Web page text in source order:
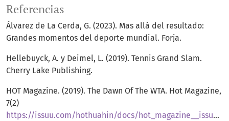
Referencias
Álvarez de La Cerda, G. (2023). Mas allá del resultado:
Grandes momentos del deporte mundial. Forja.
Hellebuyck, A. y Deimel, L. (2019). Tennis Grand Slam.
Cherry Lake Publishing.
HOT Magazine. (2019). The Dawn Of The WTA. Hot Magazine,
7(2)
https://issuu.com/hothuahin/docs/hot_magazine__issue_2__volume_7/s/69327